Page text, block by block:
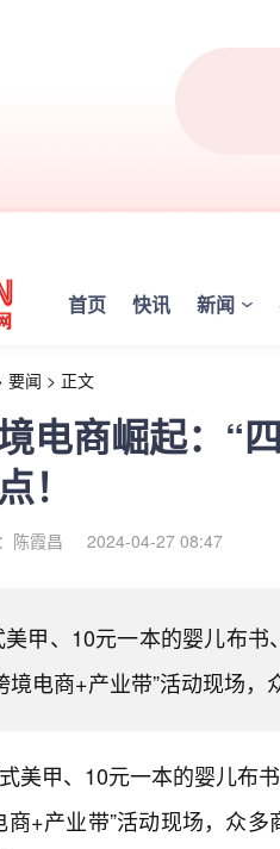
首页 快讯 新闻
要闻 > 正文
电商崛起：“
！
陈霞昌 2024-04-27 08:47
美甲、10元一本的婴儿布
境电商+产业带”活动现场
美甲、10元一本的婴儿
商+产业带”活动现场，众